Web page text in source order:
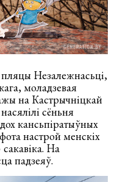
Незалежнасьці,
моладзевая
на Кастрычніцкай
сёньня
кансьпіратыўных
настрой менскіх
На
падзеяў.